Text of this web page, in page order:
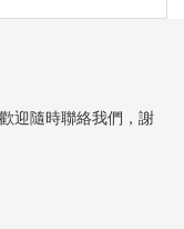
迎隨時聯絡我們，謝